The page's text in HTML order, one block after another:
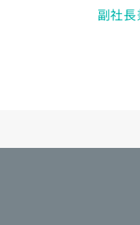
副社